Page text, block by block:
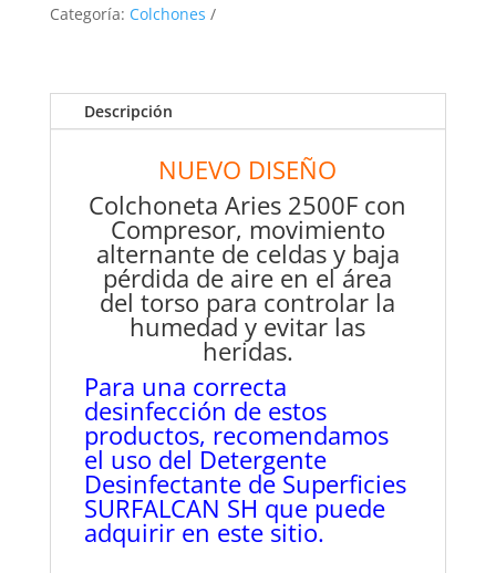
control
cantidad
Categoría: Colchones
Descripción
NUEVO DISEÑO
Colchoneta Aries 2500F con
Compresor, movimiento
alternante de celdas y baja
pérdida de aire en el área
del torso para controlar la
humedad y evitar las
heridas.
Para una correcta
desinfección de estos
productos, recomendamos
el uso del Detergente
Desinfectante de Superficies
SURFALCAN SH que puede
adquirir en este sitio.